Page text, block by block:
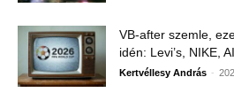
VB-after szemle,
idén: Levi’s, NIKE,
Kertvéllesy András -